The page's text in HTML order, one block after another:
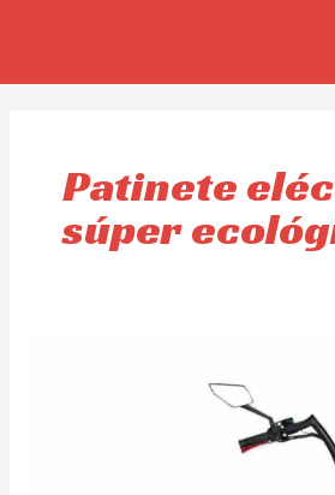
Patinete
súper